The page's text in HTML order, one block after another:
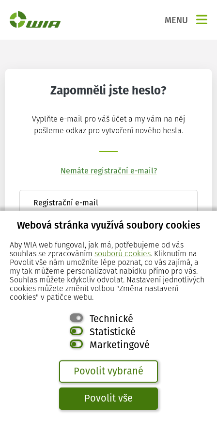
Webová stránka využívá soubory cookies
Aby WIA web fungoval, jak má, potřebujeme od vás
souhlas se zpracováním souborů cookies. Kliknutím na
Povolit vše nám umožníte lépe poznat, co vás zajímá, a
my tak můžeme personalizovat nabídku přímo pro vás.
Souhlas můžete kdykoliv odvolat. Nastavení jednotlivých
cookies můžete změnit volbou "Změna nastavení
cookies" v patičce webu.
Technické
Statistické
Marketingové
Povolit vybrané
Povolit vše
MENU
Zapomněli jste heslo?
Vyplňte e-mail pro váš účet a my vám na něj
pošleme odkaz pro vytvoření nového hesla.
Nemáte registrační e-mail?
Registrační e-mail
ODESLAT
Zpět na přihlášení
Změna nastavení cookies 2024 WIA spol. s r. o.